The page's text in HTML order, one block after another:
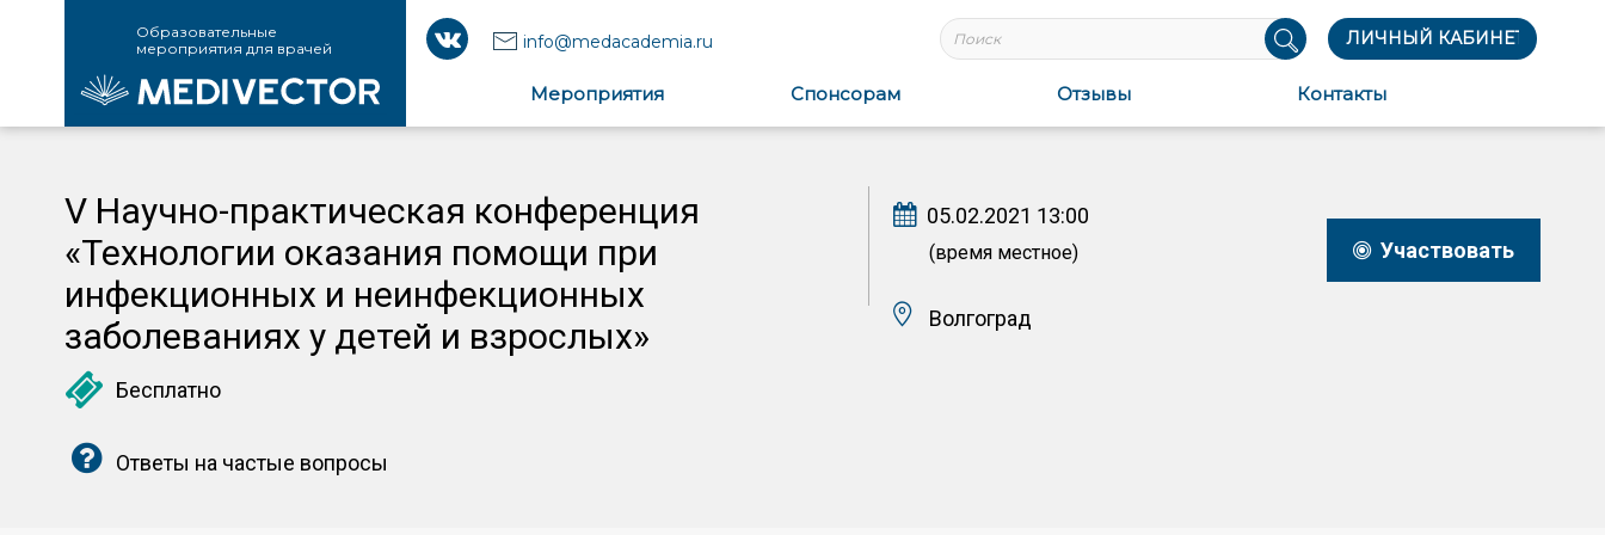
Образовательные
мероприятия для врачей
info@medacademia.ru ЛИЧНЫЙ КАБИНЕТ
Мероприятия Спонсорам Отзывы Контакты
V Научно-практическая конференция
«Технологии оказания помощи при
инфекционных и неинфекционных
заболеваниях у детей и взрослых»
Бесплатно
Ответы на частые вопросы
05.02.2021 13:00
(время местное)
Волгоград
Участвовать